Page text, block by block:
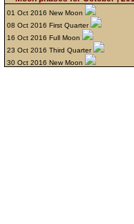
01 Oct 2016 New Moon
08 Oct 2016 First Quarter
16 Oct 2016 Full Moon
23 Oct 2016 Third Quarter
30 Oct 2016 New Moon